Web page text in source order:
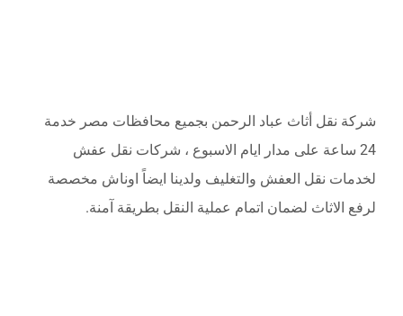
شركة نقل أثاث عباد الرحمن بجميع محافظات مصر خدمة
24 ساعة على مدار ايام الاسبوع ، شركات نقل عفش
لخدمات نقل العفش والتغليف ولدينا ايضاً اوناش مخصصة
لرفع الاثاث لضمان اتمام عملية النقل بطريقة آمنة.